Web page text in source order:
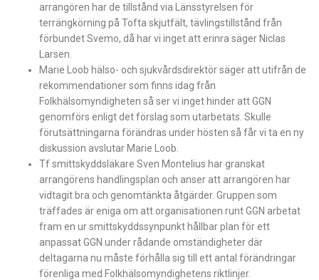
arrangören har de tillstånd via Länsstyrelsen för
terrängkörning på Tofta skjutfält, tävlingstillstånd från
förbundet Svemo, då har vi inget att erinra säger Niclas
Larsen.
Marie Loob hälso- och sjukvårdsdirektör säger att utifrån de
rekommendationer som finns idag från
Folkhälsomyndigheten så ser vi inget hinder att GGN
genomförs enligt det förslag som utarbetats. Skulle
förutsättningarna förändras under hösten så får vi ta en ny
diskussion avslutar Marie Loob.
Tf smittskyddsläkare Sven Montelius har granskat
arrangörens handlingsplan och anser att arrangören har
vidtagit bra och genomtänkta åtgärder. Gruppen som
träffades är eniga om att organisationen runt GGN arbetat
fram en ur smittskyddssynpunkt hållbar plan för ett
anpassat GGN under rådande omständigheter där
deltagarna nu måste förhålla sig till ett antal förändringar
förenliga med Folkhälsomyndighetens riktlinjer.